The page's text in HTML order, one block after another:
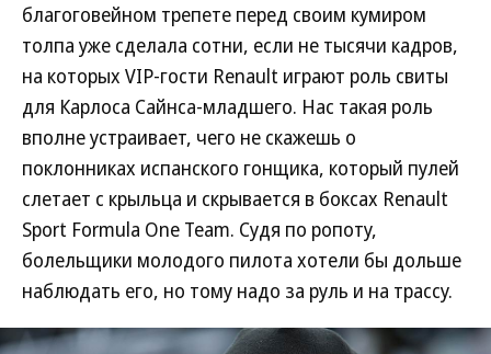
благоговейном трепете перед своим кумиром
толпа уже сделала сотни, если не тысячи кадров,
на которых VIP-гости Renault играют роль свиты
для Карлоса Сайнса-младшего. Нас такая роль
вполне устраивает, чего не скажешь о
поклонниках испанского гонщика, который пулей
слетает с крыльца и скрывается в боксах Renault
Sport Formula One Team. Судя по ропоту,
болельщики молодого пилота хотели бы дольше
наблюдать его, но тому надо за руль и на трассу.